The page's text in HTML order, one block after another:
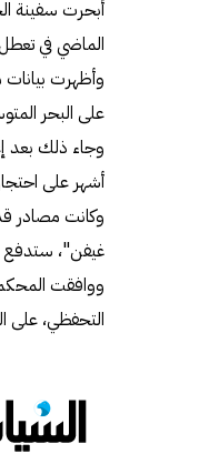
أبحرت سفينة
الماضي في تعطل
على البحر
أشهر على
وكانت مصادر
غيفن"، ستدفع بموجبه 540 مليون
ووافقت
التحفظي، على